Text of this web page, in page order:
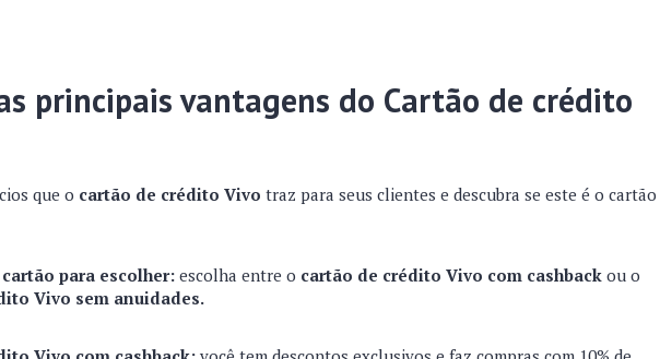
principais vantagens do Cartão de crédito
que o cartão de crédito Vivo traz para seus clientes e descubra se este é o cartão
para escolher: escolha entre o cartão de crédito Vivo com cashback ou o
Vivo sem anuidades.